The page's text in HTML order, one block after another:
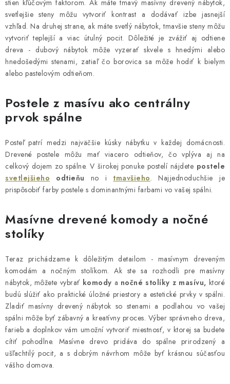
stien kľúčovým faktorom. Ak máte tmavý masívny drevený nábytok,
svetlejšie steny môžu vytvoriť kontrast a dodávať izbe jasnejší
vzhľad. Na druhej strane, ak máte svetlý nábytok, tmavšie steny môžu
vytvoriť teplejší a viac útulný pocit. Dôležité je zvážiť aj odtiene
dreva - dubový nábytok môže vyzerať skvele s hnedými alebo
hnedošedými stenami, zatiaľ čo borovica sa môže hodiť k bielym
alebo pastelovým odtieňom.
Postele z masívu ako centrálny
prvok spálne
Posteľ patrí medzi najväčšie kúsky nábytku v každej domácnosti.
Drevené postele môžu mať viacero odtieňov, čo vplýva aj na
celkový dojem zo spálne. V širokej ponuke postelí nájdete postele
svetlejšieho odtieňu no i tmavšieho. Najjednoduchšie je
prispôsobiť farby postele s dominantnými farbami vo vašej spálni.
Masívne drevené komody a nočné
stolíky
Teraz prichádzame k dôležitým detailom - masívnym dreveným
komodám a nočným stolíkom. Ak ste sa rozhodli pre masívny
nábytok, môžete vybrať komody a nočné stolíky z masívu, ktoré
budú slúžiť ako praktické úložné priestory a estetické prvky v spálni.
Zladiť masívny drevený nábytok so stenami a podlahou vo vašej
spálni môže byť zábavný a kreatívny proces. Výber správneho dreva,
farieb a doplnkov vám umožní vytvoriť miestnosť, v ktorej sa budete
cítiť pohodlne. Masívne drevo pridáva do spálne prirodzený a
ušľachtilý pocit, a s dobrým návrhom môže byť krásnou súčasťou
vášho domova.